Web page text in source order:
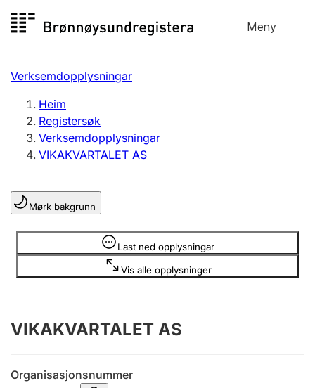
til
Meny
Registersøk
Aksjeselskap
Enkeltpersonføretak
Registrere, endre, slette
Lag og foreining
Registrere, endre, slette
Innsending og forseinkingsgebyr
Verksemdopplysningar
Heim
Registersøk
Verksemdopplysningar
VIKAKVARTALET AS
Mørk bakgrunn
Last ned opplysningar
Vis alle opplysninger
Opplysninger er skjult
VIKAKVARTALET AS
Organisasjonsnummer